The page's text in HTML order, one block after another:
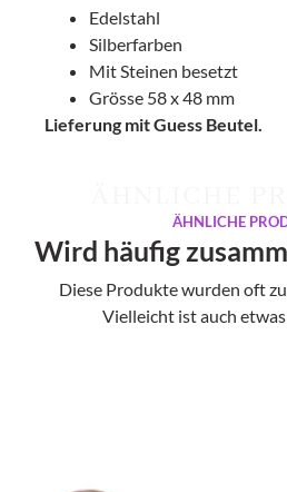
Edelstahl
Silberfarben
Mit Steinen besetzt
Grösse 58 x 48 mm
Lieferung mit Guess Beutel.
ÄHNLICHE
Wird häufig
Diese Produkte wurden oft
Vielleicht ist auch etwas